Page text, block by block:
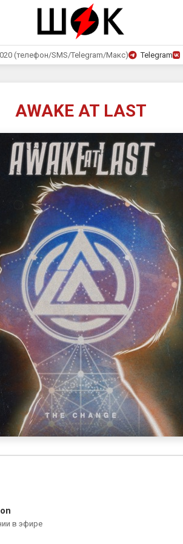
(телефон/SMS/Telegram/Макс) Telegram
AWAKE AT LAST
в эфире